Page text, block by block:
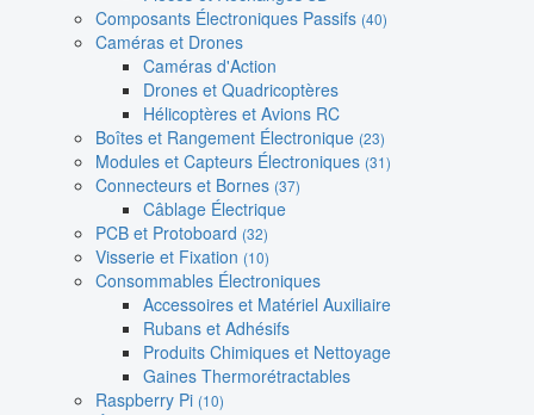
Composants Électroniques Passifs (40)
Caméras et Drones
Caméras d'Action
Drones et Quadricoptères
Hélicoptères et Avions RC
Boîtes et Rangement Électronique (23)
Modules et Capteurs Électroniques (31)
Connecteurs et Bornes (37)
Câblage Électrique
PCB et Protoboard (32)
Visserie et Fixation (10)
Consommables Électroniques
Accessoires et Matériel Auxiliaire
Rubans et Adhésifs
Produits Chimiques et Nettoyage
Gaines Thermorétractables
Raspberry Pi (10)